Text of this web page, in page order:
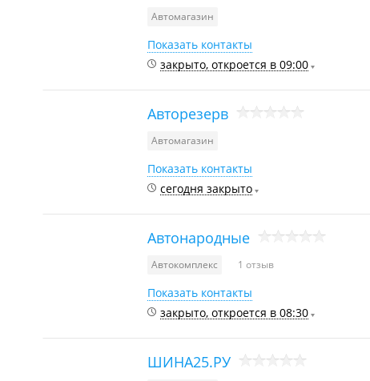
Автомагазин
Показать контакты
закрыто, откроется в 09:00
Авторезерв
Автомагазин
Показать контакты
сегодня закрыто
Автонародные
Автокомплекс 1 отзыв
Показать контакты
закрыто, откроется в 08:30
ШИНА25.РУ